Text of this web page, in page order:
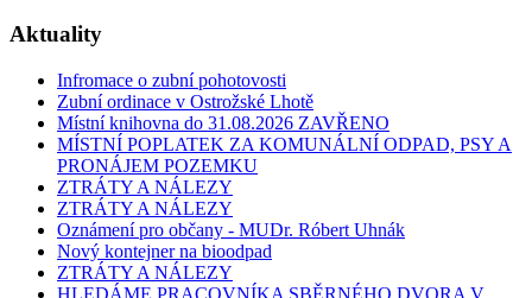
Aktuality
Infromace o zubní pohotovosti
Zubní ordinace v Ostrožské Lhotě
Místní knihovna do 31.08.2026 ZAVŘENO
MÍSTNÍ POPLATEK ZA KOMUNÁLNÍ ODPAD, PSY A
PRONÁJEM POZEMKU
ZTRÁTY A NÁLEZY
ZTRÁTY A NÁLEZY
Oznámení pro občany - MUDr. Róbert Uhnák
Nový kontejner na bioodpad
ZTRÁTY A NÁLEZY